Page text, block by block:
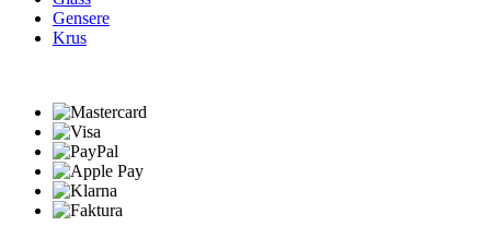
Gensere
Krus